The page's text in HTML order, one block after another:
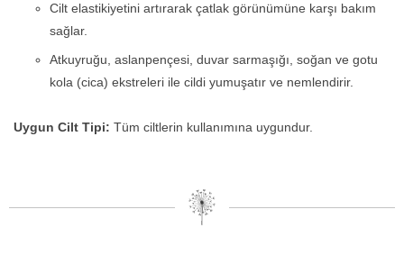
Cilt elastikiyetini artırarak çatlak görünümüne karşı bakım
sağlar.
Atkuyruğu, aslanpençesi, duvar sarmaşığı, soğan ve gotu
kola (cica) ekstreleri ile cildi yumuşatır ve nemlendirir.
Uygun Cilt Tipi: Tüm ciltlerin kullanımına uygundur.